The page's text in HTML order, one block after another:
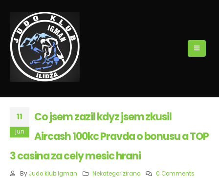
11
jun
Co jsem zazil kdyz jsem zkusil
Aircash 100kc Pravda o bonusu a TOP
3 casina za cely mesic hrani
By Judo klub Igman Nekategorizirano 0 Comments